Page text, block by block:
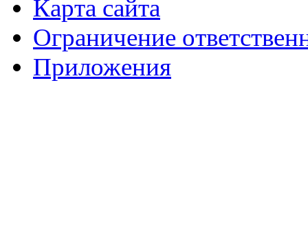
Карта сайта
Ограничение
Приложения